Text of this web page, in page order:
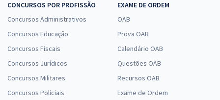
CONCURSOS POR PROFISSÃO
Concursos Administrativos
Concursos Educação
Concursos Fiscais
Concursos Jurídicos
Concursos Militares
Concursos Policiais
EXAME DE ORDEM
OAB
Prova OAB
Calendário OAB
Questões OAB
Recursos OAB
Exame de Ordem